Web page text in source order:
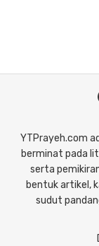
YTPrayeh.com
berminat pada
serta
bentuk artikel,
sudut